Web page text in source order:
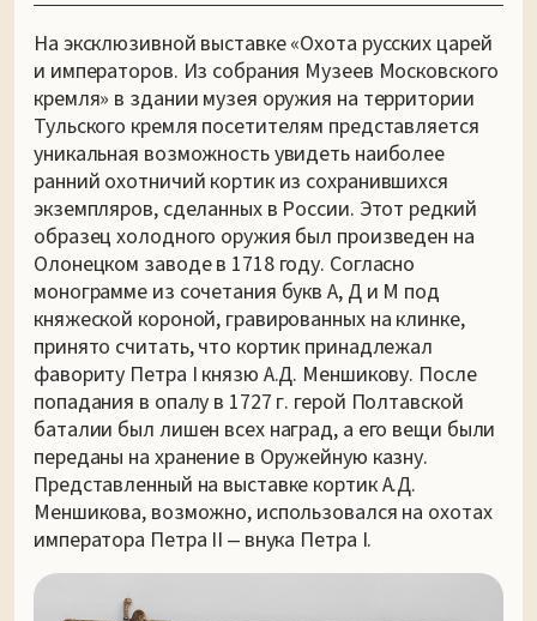
На эксклюзивной выставке «Охота русских царей
и императоров. Из собрания Музеев Московского
кремля» в здании музея оружия на территории
Тульского кремля посетителям представляется
уникальная возможность увидеть наиболее
ранний охотничий кортик из сохранившихся
экземпляров, сделанных в России. Этот редкий
образец холодного оружия был произведен на
Олонецком заводе в 1718 году. Согласно
монограмме из сочетания букв А, Д и М под
княжеской короной, гравированных на клинке,
принято считать, что кортик принадлежал
фавориту Петра I князю А.Д. Меншикову. После
попадания в опалу в 1727 г. герой Полтавской
баталии был лишен всех наград, а его вещи были
переданы на хранение в Оружейную казну.
Представленный на выставке кортик А.Д.
Меншикова, возможно, использовался на охотах
императора Петра II ‒ внука Петра I.